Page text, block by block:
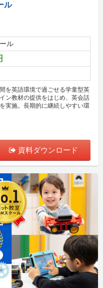
ル
ル
を英語環境で過ごせる学童型英
ン教材の提供をはじめ、英会話
実施。長期的に継続しやすい環
資料ダウンロード